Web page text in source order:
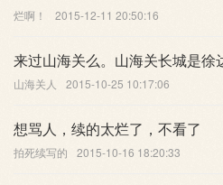
烂啊！ 2015-12-11 20:50:16
来过山海关么。山海关长城是徐
山海关人 2015-10-25 10:17:06
想骂人，续的太烂了，不看了
拍死续写的 2015-10-16 18:20:33